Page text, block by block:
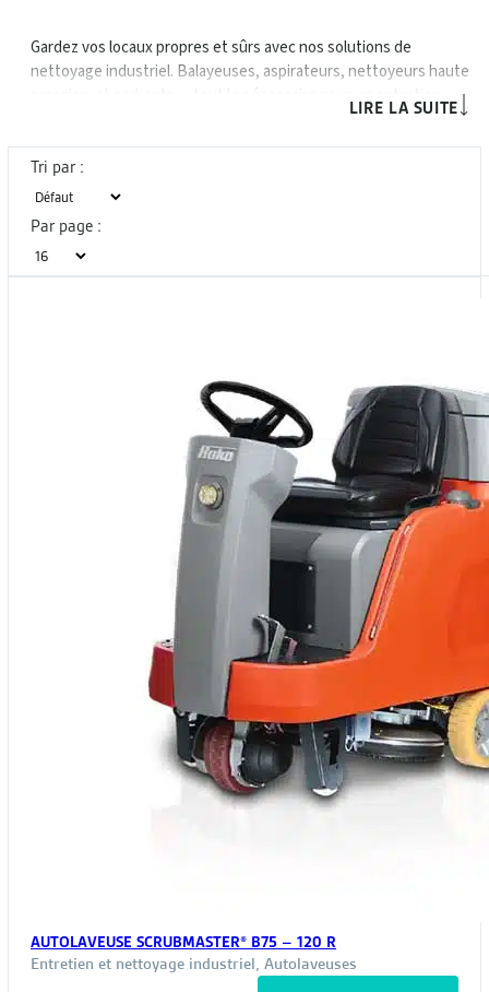
Gardez vos locaux propres et sûrs avec nos solutions de
nettoyage industriel. Balayeuses, aspirateurs, nettoyeurs haute
LIRE LA SUITE
Tri par :
Par page :
AUTOLAVEUSE SCRUBMASTER® B75 – 120 R
Entretien et nettoyage industriel, Autolaveuses